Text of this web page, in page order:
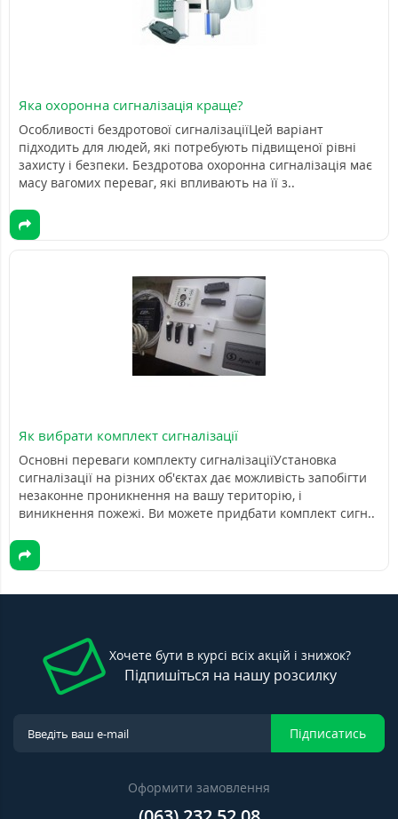
Яка охоронна сигналізація краще?
Особливості бездротової сигналізаціїЦей варіант
підходить для людей, які потребують підвищеної рівні
захисту і безпеки. Бездротова охоронна сигналізація має
масу вагомих переваг, які впливають на її з..
Як вибрати комплект сигналізації
Основні переваги комплекту сигналізаціїУстановка
сигналізації на різних об'єктах дає можливість запобігти
незаконне проникнення на вашу територію, і
виникнення пожежі. Ви можете придбати комплект сигн..
Хочете бути в курсі всіх акцій і знижок?
Підпишіться на нашу розсилку
Підписатись
Оформити замовлення